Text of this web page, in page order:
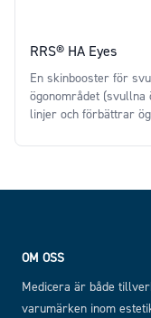
RRS® HA Eyes
En skinbooster för
ögonområdet
linjer och förbättrar
OM OSS
Medicera är både
varumärken inom